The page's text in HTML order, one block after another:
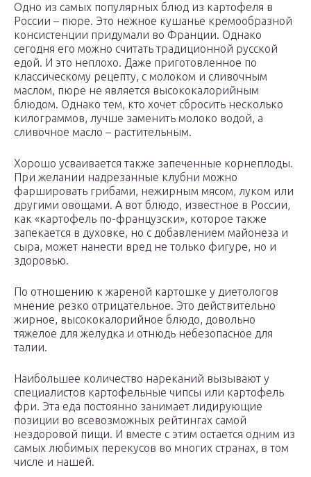
Одно из самых популярных блюд из картофеля в
России – пюре. Это нежное кушанье кремообразной
консистенции придумали во Франции. Однако
сегодня его можно считать традиционной русской
едой. И это неплохо. Даже приготовленное по
классическому рецепту, с молоком и сливочным
маслом, пюре не является высококалорийным
блюдом. Однако тем, кто хочет сбросить несколько
килограммов, лучше заменить молоко водой, а
сливочное масло – растительным.
Хорошо усваивается также запеченные корнеплоды.
При желании надрезанные клубни можно
фаршировать грибами, нежирным мясом, луком или
другими овощами. А вот блюдо, известное в России,
как «картофель по-французски», которое также
запекается в духовке, но с добавлением майонеза и
сыра, может нанести вред не только фигуре, но и
здоровью.
По отношению к жареной картошке у диетологов
мнение резко отрицательное. Это действительно
жирное, высококалорийное блюдо, довольно
тяжелое для желудка и отнюдь небезопасное для
талии.
Наибольшее количество нареканий вызывают у
специалистов картофельные чипсы или картофель
фри. Эта еда постоянно занимает лидирующие
позиции во всевозможных рейтингах самой
нездоровой пищи. И вместе с этим остается одним из
самых любимых перекусов во многих странах, в том
числе и нашей.